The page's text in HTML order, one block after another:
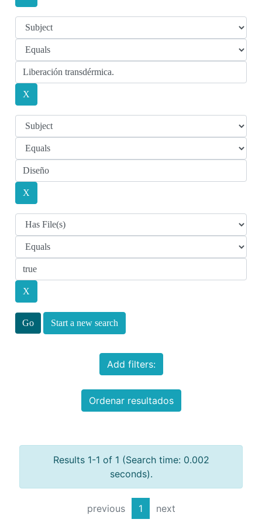
Start a new search
Add filters:
Ordenar resultados
Results 1-1 of 1 (Search time: 0.002
seconds).
previous 1 next